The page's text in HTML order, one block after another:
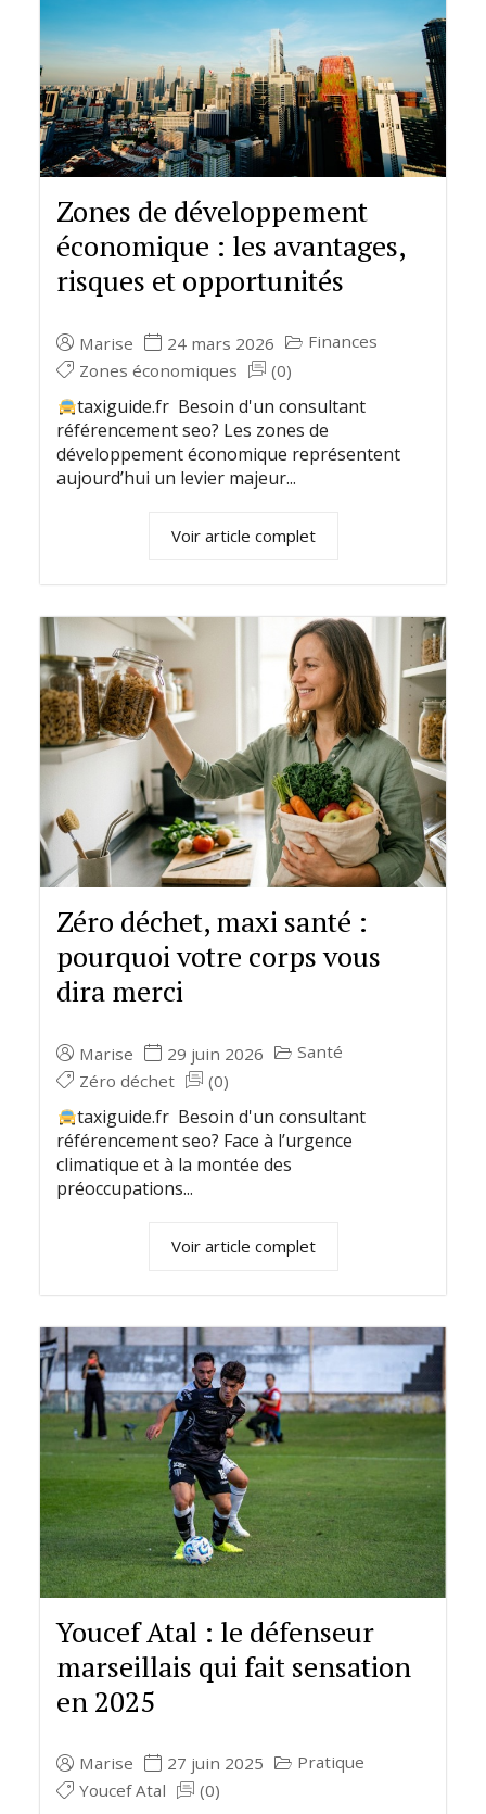
Zones de développement
économique : les avantages,
risques et opportunités
Marise 24 mars 2026
Finances
Zones économiques
(0)
taxiguide.fr Besoin d'un consultant
référencement seo? Les zones de
développement économique représentent
aujourd’hui un levier majeur...
Voir article complet
Zéro déchet, maxi santé :
pourquoi votre corps vous
dira merci
Marise 29 juin 2026
Santé
Zéro déchet
(0)
taxiguide.fr Besoin d'un consultant
référencement seo? Face à l’urgence
climatique et à la montée des
préoccupations...
Voir article complet
Youcef Atal : le défenseur
marseillais qui fait sensation
en 2025
Marise 27 juin 2025
Pratique
Youcef Atal
(0)